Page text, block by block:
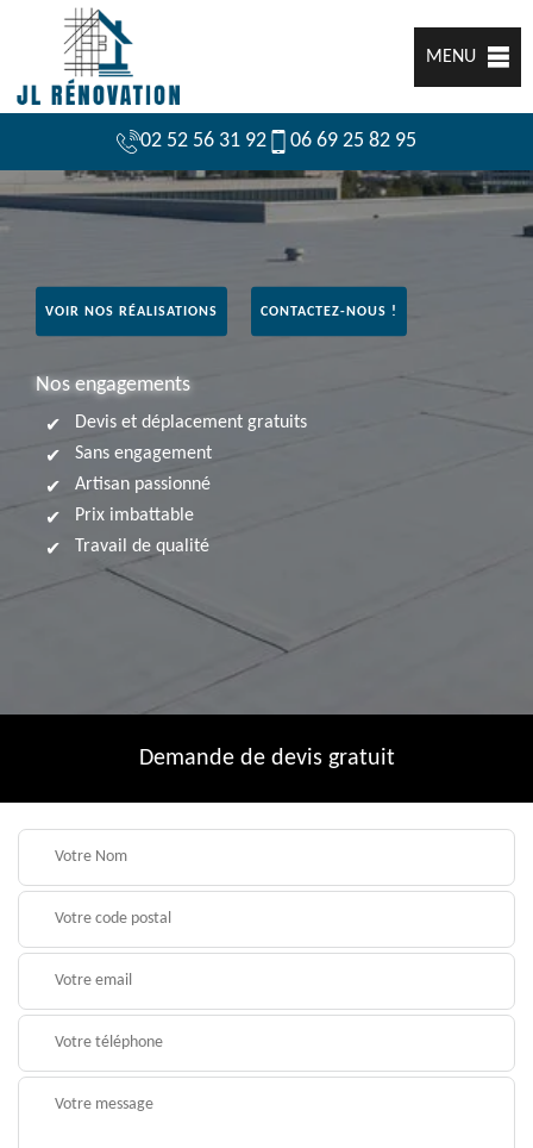
MENU
02 52 56 31 92 06 69 25 82 95
VOIR NOS RÉALISATIONS CONTACTEZ-NOUS !
Nos engagements
Devis et déplacement gratuits
Sans engagement
Artisan passionné
Prix imbattable
Travail de qualité
Demande de devis gratuit